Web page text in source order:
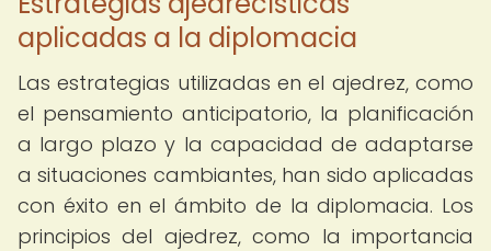
aplicadas a la diplomacia
Las estrategias utilizadas en el ajedrez, como
el pensamiento anticipatorio, la planificación
a largo plazo y la capacidad de adaptarse
a situaciones cambiantes, han sido aplicadas
con éxito en el ámbito de la diplomacia. Los
principios del ajedrez, como la importancia